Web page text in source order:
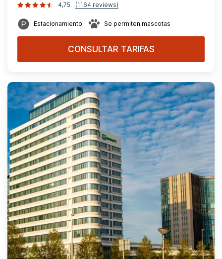
4,75 (1164 reviews)
Estacionamiento Se permiten mascotas
CONSULTAR TARIFAS